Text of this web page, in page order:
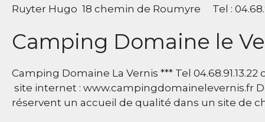
Ruyter Hugo 18 chemin de Roumyre Tel :
Camping Domaine le
Camping Domaine La Vernis *** Tel
site internet : www.campingdomainelevernis.fr
réservent un accueil de qualité dans un site de